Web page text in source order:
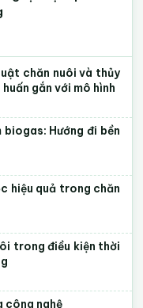
chăn nuôi và thủy
gắn với mô hình
Hướng đi bền
hiệu quả trong chăn
trong điều kiện thời
công nghệ